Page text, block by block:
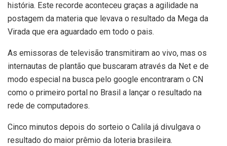
história. Este recorde aconteceu graças a agilidade na
postagem da materia que levava o resultado da Mega da
Virada que era aguardado em todo o pais.
As emissoras de televisão transmitiram ao vivo, mas os
internautas de plantão que buscaram através da Net e de
modo especial na busca pelo google encontraram o CN
como o primeiro portal no Brasil a lançar o resultado na
rede de computadores.
Cinco minutos depois do sorteio o Calila já divulgava o
resultado do maior prêmio da loteria brasileira.